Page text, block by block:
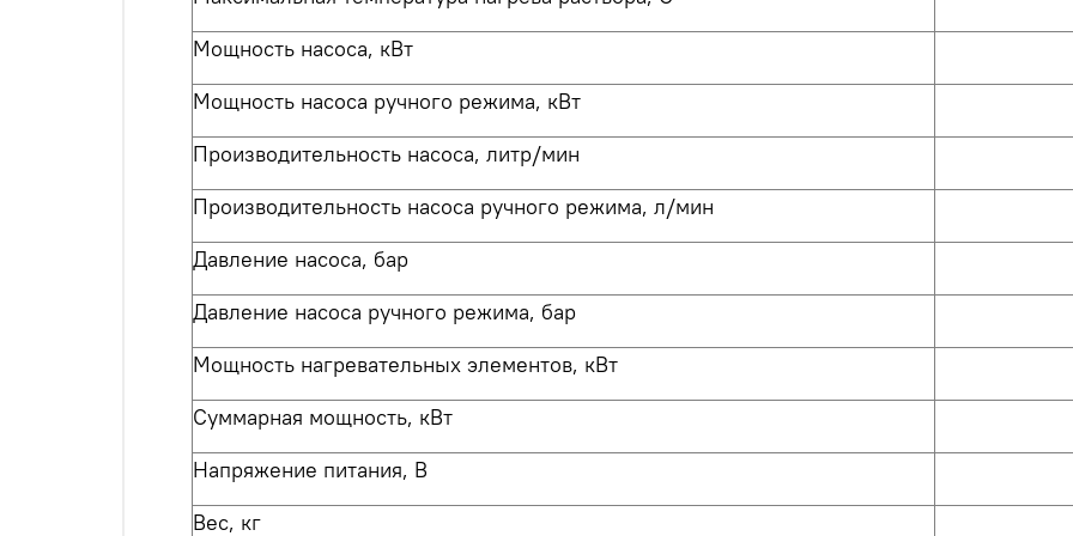
Мощность насоса, кВт
Мощность насоса ручного режима, кВт
Производительность насоса, литр/мин
Производительность насоса ручного режима, л/мин
Давление насоса, бар
Давление насоса ручного режима, бар
Мощность нагревательных элементов, кВт
Суммарная мощность, кВт
Напряжение питания, В
Вес, кг